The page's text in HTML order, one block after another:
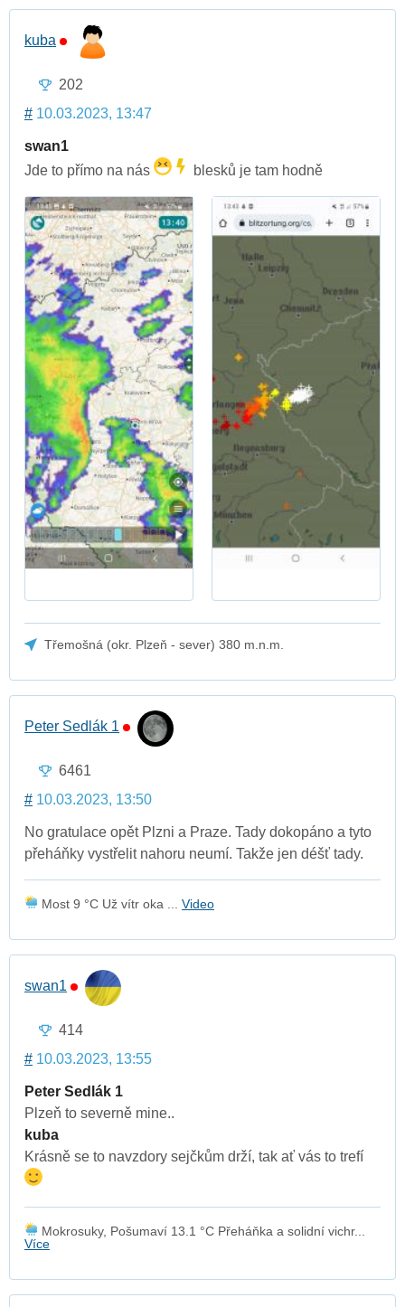
kuba
202
# 10.03.2023, 13:47
swan1
Jde to přímo na nás
blesků je tam hodně
Třemošná (okr. Plzeň - sever) 380 m.n.m.
Peter Sedlák 1
6461
# 10.03.2023, 13:50
No gratulace opět Plzni a Praze. Tady dokopáno a tyto
přeháňky vystřelit nahoru neumí. Takže jen déšť tady.
Most 9 °C Už vítr oka ... Video
swan1
414
# 10.03.2023, 13:55
Peter Sedlák 1
Plzeň to severně mine..
kuba
Krásně se to navzdory sejčkům drží, tak ať vás to trefí
Mokrosuky, Pošumaví 13.1 °C Přeháňka a solidní vichr...
Více